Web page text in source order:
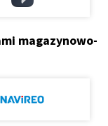
magazynowo-